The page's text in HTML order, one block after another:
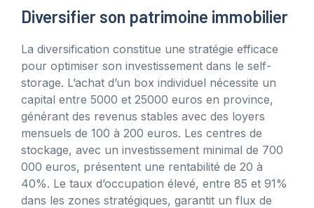
Diversifier son patrimoine immobilier
La diversification constitue une stratégie efficace
pour optimiser son investissement dans le self-
storage. L’achat d’un box individuel nécessite un
capital entre 5000 et 25000 euros en province,
générant des revenus stables avec des loyers
mensuels de 100 à 200 euros. Les centres de
stockage, avec un investissement minimal de 700
000 euros, présentent une rentabilité de 20 à
40%. Le taux d’occupation élevé, entre 85 et 91%
dans les zones stratégiques, garantit un flux de